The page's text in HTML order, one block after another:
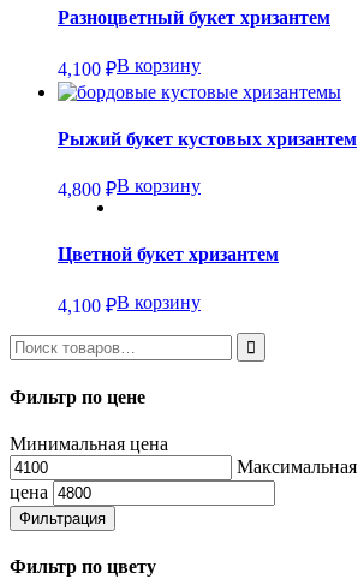
Разноцветный букет хризантем
4,100 ₽В корзину
Рыжий букет кустовых хризантем
4,800 ₽В корзину
Цветной букет хризантем
4,100 ₽В корзину
Фильтр по цене
Минимальная цена
Максимальная
цена
Фильтрация
Фильтр по цвету